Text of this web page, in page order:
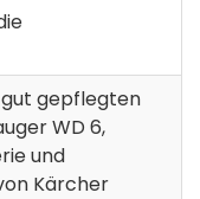
gut gepflegten
WD 6,
und
Kärcher